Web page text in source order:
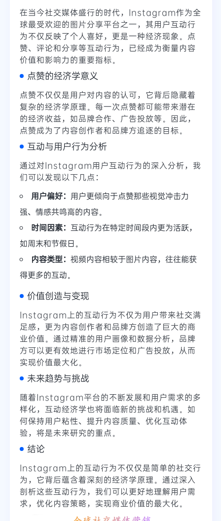
在当今社交媒体盛行的时代，Instagram作为全
球最受欢迎的图片分享平台之一，其用户互动行
为不仅反映了个人喜好，更是一种经济现象。点
赞、评论和分享等互动行为，已经成为衡量内容
价值和影响力的重要指标。
点赞的经济学意义
点赞不仅仅是用户对内容的认可，它背后隐藏着
复杂的经济学原理。每一次点赞都可能带来潜在
的经济收益，如品牌合作、广告投放等。因此，
点赞成为了内容创作者和品牌方追逐的目标。
互动与用户行为分析
通过对Instagram用户互动行为的深入分析，我
们可以发现以下几点：
用户偏好： 用户更倾向于点赞那些视觉冲击力
强、情感共鸣高的内容。
时间因素： 互动行为在特定时间段内更为活跃，
如周末和节假日。
内容类型： 视频内容相较于图片内容，往往能获
得更多的互动。
价值创造与变现
Instagram上的互动行为不仅为用户带来社交满
足感，更为内容创作者和品牌方创造了巨大的商
业价值。通过精准的用户画像和数据分析，品牌
方可以更有效地进行市场定位和广告投放，从而
实现价值最大化。
未来趋势与挑战
随着Instagram平台的不断发展和用户需求的多
样化，互动经济学也将面临新的挑战和机遇。如
何保持用户粘性、提升内容质量、优化互动体
验，将是未来研究的重点。
结论
Instagram上的互动行为不仅仅是简单的社交行
为，它背后蕴含着深刻的经济学原理。通过深入
剖析这些互动行为，我们可以更好地理解用户需
求，优化内容策略，实现商业价值的最大化。